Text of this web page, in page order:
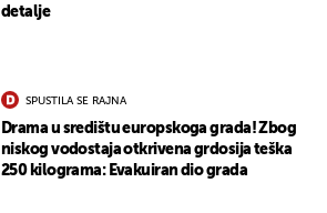
detalje
SPUSTILA SE RAJNA
Drama u središtu europskoga grada! Zbog
niskog vodostaja otkrivena grdosija teška
250 kilograma: Evakuiran dio grada